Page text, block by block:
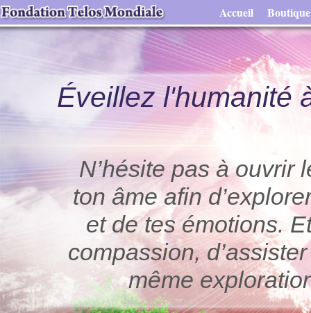
Accueil Boutique
Éveillez l'humanité
N’hésite pas à ouvrir
ton âme afin
et de tes émotions.
compassion,
même